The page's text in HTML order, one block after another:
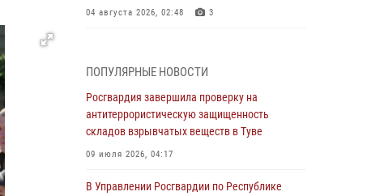
04 августа 2026, 02:48 3
из труднодоступного места
03 августа 2026, 07:25
Росгвардия проверила организацию отдыха
детей в детских лагерях Тувы
ПОПУЛЯРНЫЕ НОВОСТИ
Росгвардия завершила проверку на
антитеррористическую защищенность
складов взрывчатых веществ в Туве
09 июля 2026, 04:17
В Управлении Росгвардии по Республике